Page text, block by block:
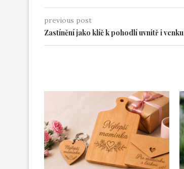
previous post
Zastínění jako klíč k pohodlí uvnitř i venku